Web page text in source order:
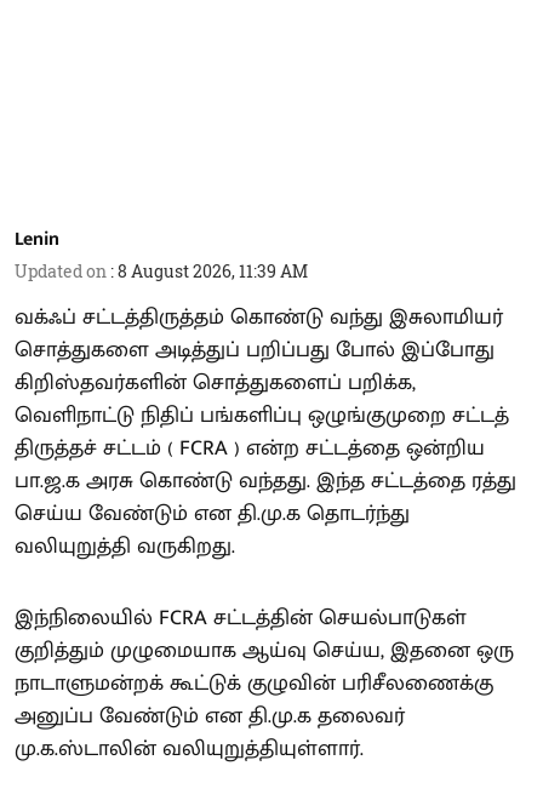
Lenin
Updated on :8 August 2026, 11:39 AM
வக்ஃப் சட்டத்திருத்தம் கொண்டு வந்து இசுலாமியர்
சொத்துகளை அடித்துப் பறிப்பது போல் இப்போது
கிறிஸ்தவர்களின் சொத்துகளைப் பறிக்க,
வெளிநாட்டு நிதிப் பங்களிப்பு ஒழுங்குமுறை சட்டத்
திருத்தச் சட்டம் ( FCRA ) என்ற சட்டத்தை ஒன்றிய
பா.ஜ.க அரசு கொண்டு வந்தது. இந்த சட்டத்தை ரத்து
செய்ய வேண்டும் என தி.மு.க தொடர்ந்து
வலியுறுத்தி வருகிறது.
இந்நிலையில் FCRA சட்டத்தின் செயல்பாடுகள்
குறித்தும் முழுமையாக ஆய்வு செய்ய, இதனை ஒரு
நாடாளுமன்றக் கூட்டுக் குழுவின் பரிசீலணைக்கு
அனுப்ப வேண்டும் என தி.மு.க தலைவர்
மு.க.ஸ்டாலின் வலியுறுத்தியுள்ளார்.